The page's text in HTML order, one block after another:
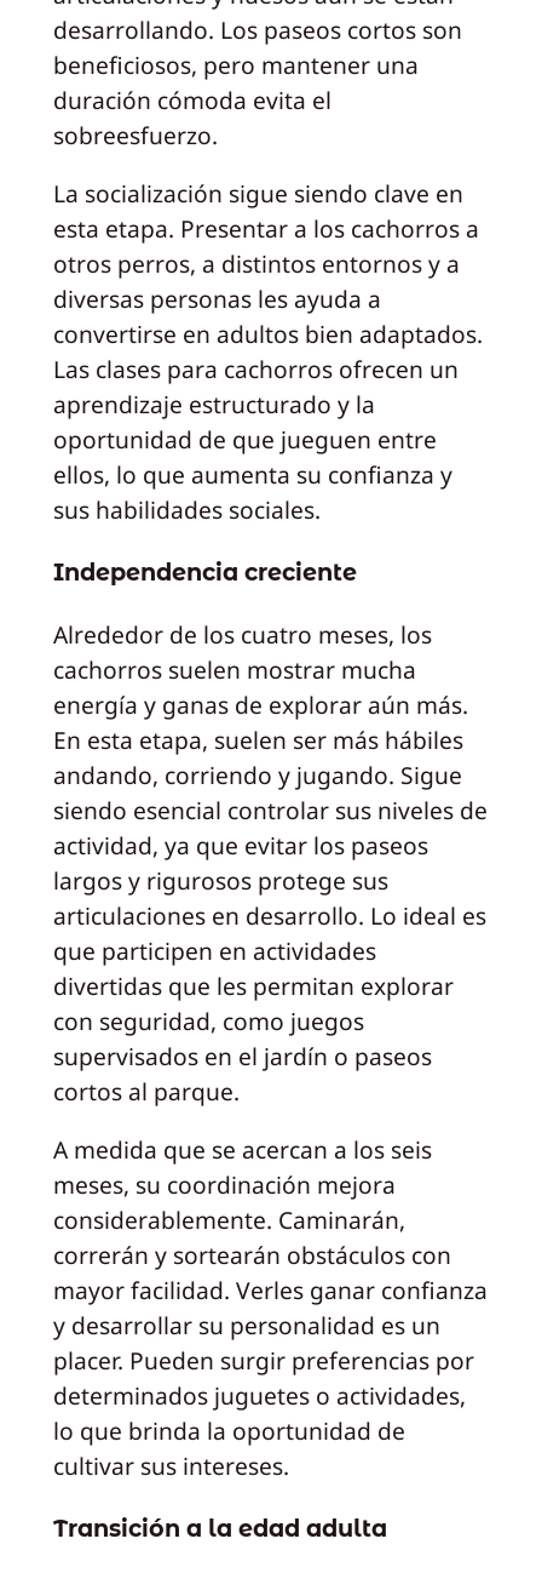
desarrollando. Los paseos cortos son
beneficiosos, pero mantener una
duración cómoda evita el
sobreesfuerzo.
La socialización sigue siendo clave en
esta etapa. Presentar a los cachorros a
otros perros, a distintos entornos y a
diversas personas les ayuda a
convertirse en adultos bien adaptados.
Las clases para cachorros ofrecen un
aprendizaje estructurado y la
oportunidad de que jueguen entre
ellos, lo que aumenta su confianza y
sus habilidades sociales.
Independencia creciente
Alrededor de los cuatro meses, los
cachorros suelen mostrar mucha
energía y ganas de explorar aún más.
En esta etapa, suelen ser más hábiles
andando, corriendo y jugando. Sigue
siendo esencial controlar sus niveles de
actividad, ya que evitar los paseos
largos y rigurosos protege sus
articulaciones en desarrollo. Lo ideal es
que participen en actividades
divertidas que les permitan explorar
con seguridad, como juegos
supervisados en el jardín o paseos
cortos al parque.
A medida que se acercan a los seis
meses, su coordinación mejora
considerablemente. Caminarán,
correrán y sortearán obstáculos con
mayor facilidad. Verles ganar confianza
y desarrollar su personalidad es un
placer. Pueden surgir preferencias por
determinados juguetes o actividades,
lo que brinda la oportunidad de
cultivar sus intereses.
Transición a la edad adulta